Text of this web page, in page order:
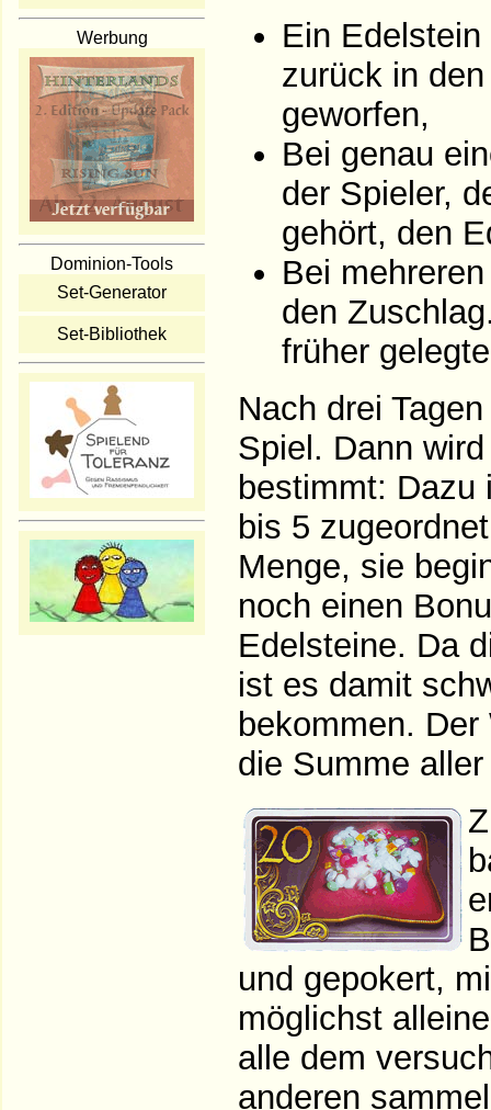
Werbung
Dominion-Tools
Set-Generator
Set-Bibliothek
Ein
zurück in
geworfen,
Bei genau
der Spieler,
gehört, den
Bei
den
früher
Nach drei
Spiel. Dann
bestimmt: Dazu
bis 5
Menge, sie
noch einen
Edelsteine. Da
ist es damit
bekommen.
die Summe
und gepokert,
möglichst
alle dem
anderen